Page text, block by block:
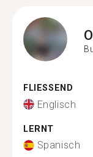
FLIESSEND
Englisch
LERNT
Spanisch